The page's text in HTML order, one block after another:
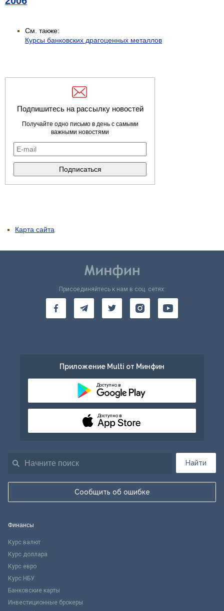
См. также:
Курсы банковских драгоценных металлов
Подпишитесь на рассылку новостей
Получайте одно письмо в день с самыми
важными новостями
Карта сайта
Найти
Сообщить об ошибке
Присоединяйтесь к нам в соц. сетях:
Приложение Multi от Минфин
Доступно в
Доступно в
Финансы
Курс валют
Курс доллара
Курс евро
Курс НБУ
Банковские карты
Инвестиционные брокеры